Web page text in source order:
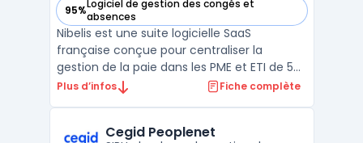
95%Logiciel de gestion des congés et
absences
— voir Nibelis dans cette catégorie
Nibelis est une suite logicielle SaaS
française conçue pour centraliser la
gestion de la paie dans les PME et ETI de 50
à 3 000 salariés, quels que soient leur
un environnement marqué par de
Plus d’infos Fiche complète
Cegid Peoplenet